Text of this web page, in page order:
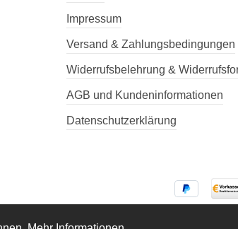
Impressum
Versand & Zahlungsbedingungen
Widerrufsbelehrung &
AGB und Kundeninformationen
Datenschutzerklärung